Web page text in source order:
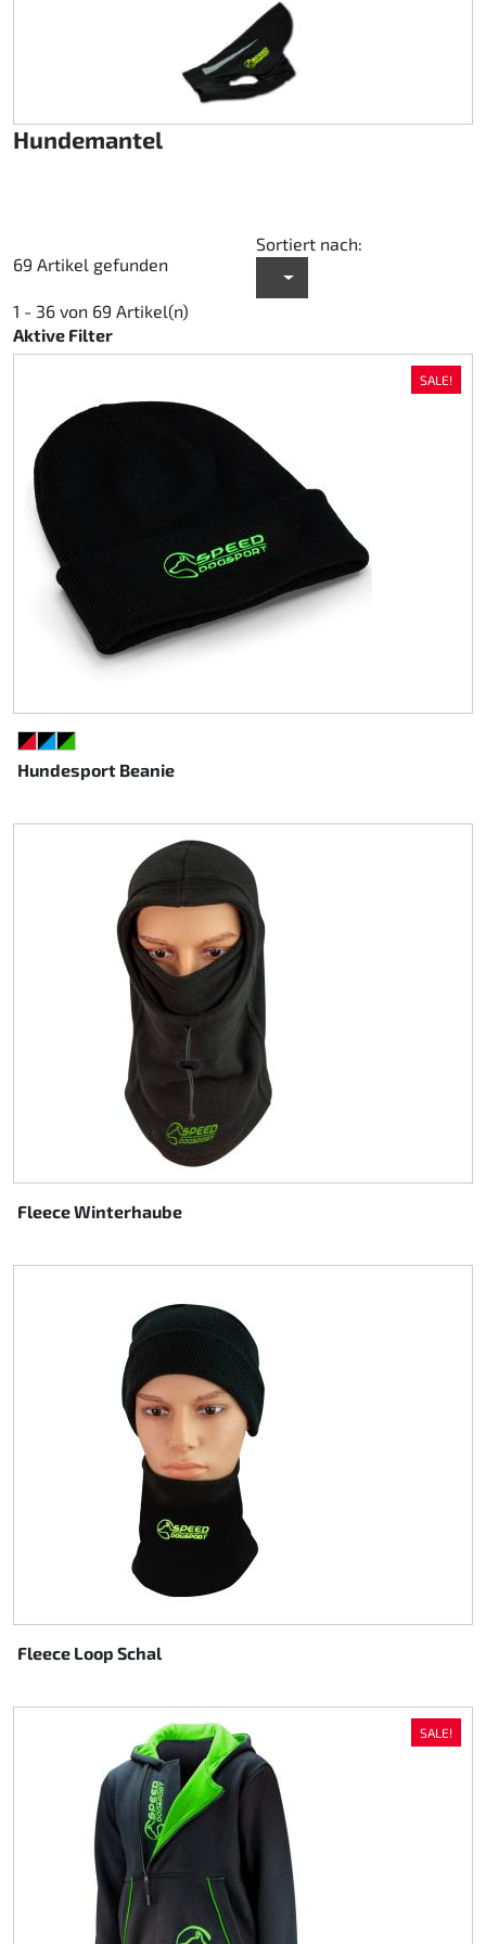
Hundemantel
69 Artikel gefunden
Sortiert nach:
1 - 36 von 69 Artikel(n)
Aktive Filter
SALE!
Hundesport Beanie
SCHWARZ/ROT
SCHWARZ/CYAN
SCHWARZ/GRÜN
Fleece Winterhaube
Fleece Loop Schal
SALE!